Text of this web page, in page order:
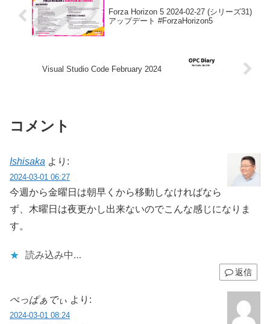
Forza Horizon 5 2024-02-27 (シリーズ31)
アップデート #ForzaHorizon5
Visual Studio Code February 2024
コメント
Ishisaka より:
2024-03-01 06:27
今週から金曜日は朝早くから移動しなければなら
ず、木曜日は夜更かし出来ないのでこんな感じになりま
す。
読み込み中…
返信
ぺっぱぁでぃ より:
2024-03-01 08:24